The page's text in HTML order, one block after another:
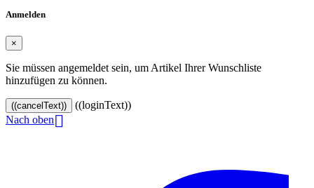
Anmelden
×
Sie müssen angemeldet sein, um Artikel Ihrer Wunschliste
hinzufügen zu können.
((cancelText))
((loginText))
Nach oben